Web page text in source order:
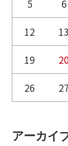
5 6
12
13
19
26
27
アーカイ